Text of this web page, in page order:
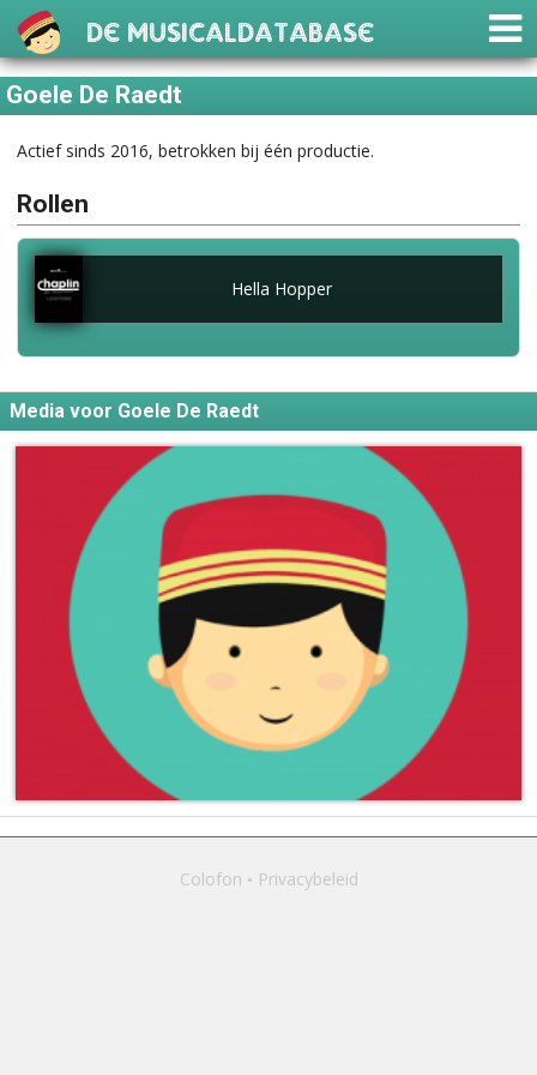
De Musicaldatabase
Goele De Raedt
Actief sinds 2016, betrokken bij één productie.
Rollen
Hella Hopper
Media voor Goele De Raedt
Colofon Privacybeleid